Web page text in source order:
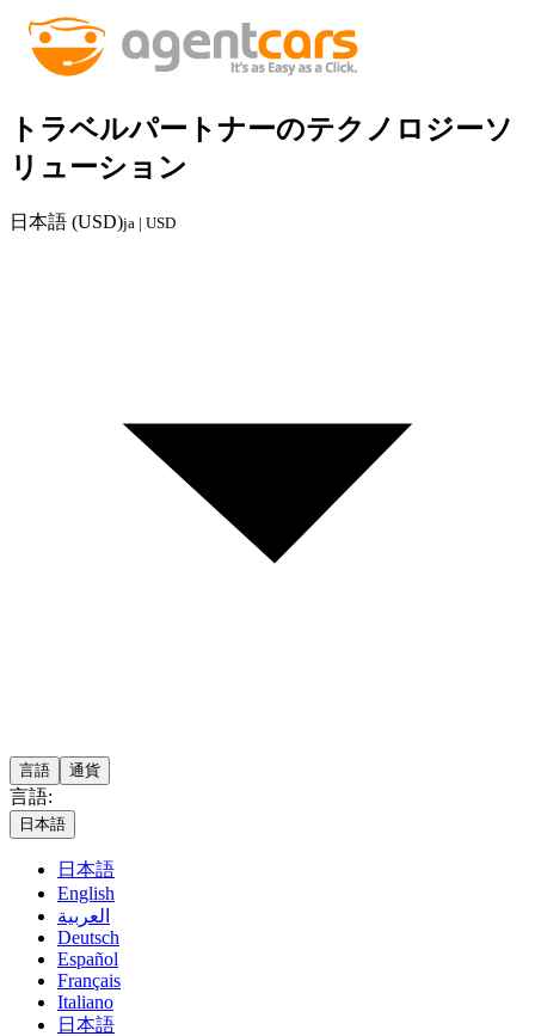
トラベルパートナーのテクノロジーソ
リューション
日本語 (USD)ja | USD
言語 通貨
言語:
日本語
日本語
English
العربية
Deutsch
Español
Français
Italiano
日本語